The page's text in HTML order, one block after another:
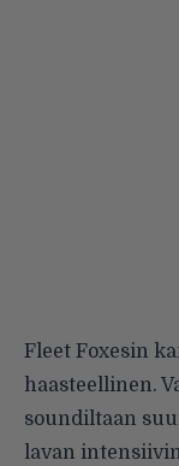
Fleet Foxesin
haasteellinen.
soundiltaan
lavan